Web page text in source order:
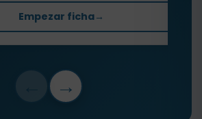
Empezar ficha→
→